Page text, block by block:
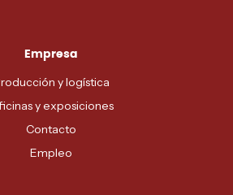
Empresa
y logística
y exposiciones
Contacto
Empleo